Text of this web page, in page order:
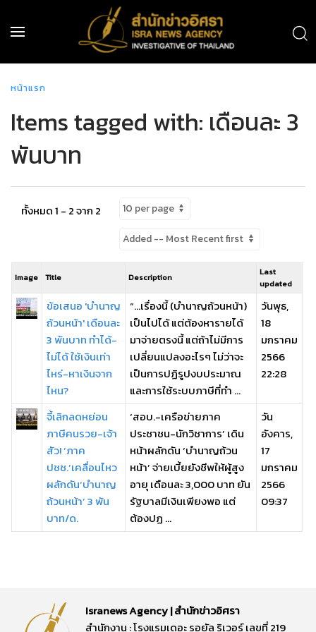
หน้าแรก
Items tagged with: เดือนละ 3
พันบาท
ทั้งหมด 1 - 2 จาก 2
Image Title Description
Last
updated
ข้อเสนอ 'บำนาญ
ถ้วนหน้า' เดือนละ
3 พันบาท ทำได้-
ไม่ได้ ใช้เงินเท่า
ไหร่-หาเงินจาก
ไหน?
“…เรื่องนี้ (บำนาญถ้วนหน้า)
เป็นไปได้ แต่ต้องหารายได้
มาจ่ายตรงนี้ แต่ถ้าไม่มีการ
เปลี่ยนแปลงอะไรๆ ไม่ว่าจะ
เป็นการปฏิรูปงบประมาณ
และการใช้ระบบภาษีที่ทำ ...
วันพุธ,
18
มกราคม
2566
22:28
จี้เลิกลดหย่อน
ภาษีคนรวย-เจ้า
สัว! ‘ภาค
ปชช.’เคลื่อนไหว
ผลักดัน‘บำนาญ
ถ้วนหน้า’ 3 พัน
บาท/ด.
‘สอบ.-เครือข่ายภาค
ประชาชน-นักวิชาการ’ เดิน
หน้าผลักดัน ‘บำนาญถ้วน
หน้า’ จ่ายเบี้ยยังชีพให้ผู้สูง
อายุ เดือนละ 3,000 บาท ยัน
รัฐบาลมีเงินเพียงพอ แต่
ต้องปฏ ...
วัน
อังคาร,
17
มกราคม
2566
09:37
Isranews Agency | สำนักข่าวอิศรา
สำนักงาน : โรงแรมเดอะ รอยัล ริเวอร์ เลขที่ 219